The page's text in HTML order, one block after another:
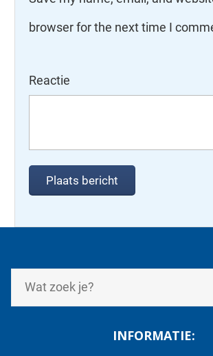
browser for the next time I
Reactie
INFORMATIE: